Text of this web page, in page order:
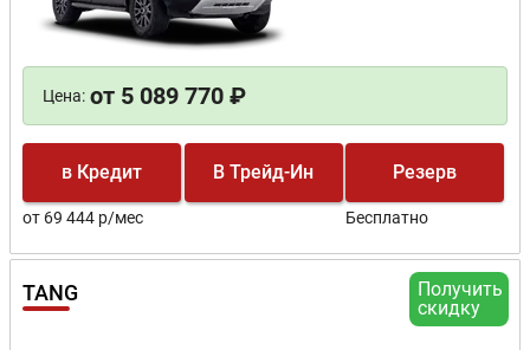
Цена: от 5 089 770 ₽
в Кредит
от 69 444 р/мес
В Трейд-Ин Резерв
Бесплатно
Получить
скидку
TANG